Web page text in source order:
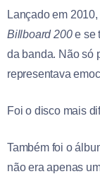
Lançado em 2010,
Billboard 200e se
da banda. Não só
representava
Foi o disco mais
Também foi o
não era apenas